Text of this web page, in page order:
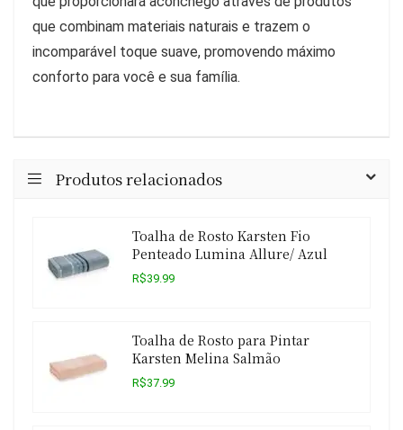
que combinam materiais naturais e trazem o
incomparável toque suave, promovendo máximo
conforto para você e sua família.
Produtos relacionados
Toalha de Rosto Karsten Fio
Penteado Lumina Allure/ Azul
R$39.99
Toalha de Rosto para Pintar
Karsten Melina Salmão
R$37.99